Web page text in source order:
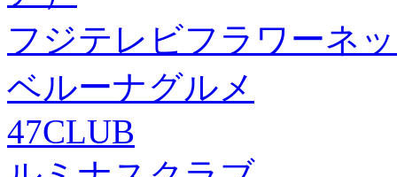
フジテレビフラワーネ
ベルーナグルメ
47CLUB